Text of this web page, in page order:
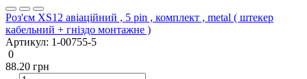
Роз'єм XS12 авіаційний , 5 pin , комплект , metal ( штекер
кабельний + гніздо монтажне )
Артикул: 1-00755-5
0
88.20 грн